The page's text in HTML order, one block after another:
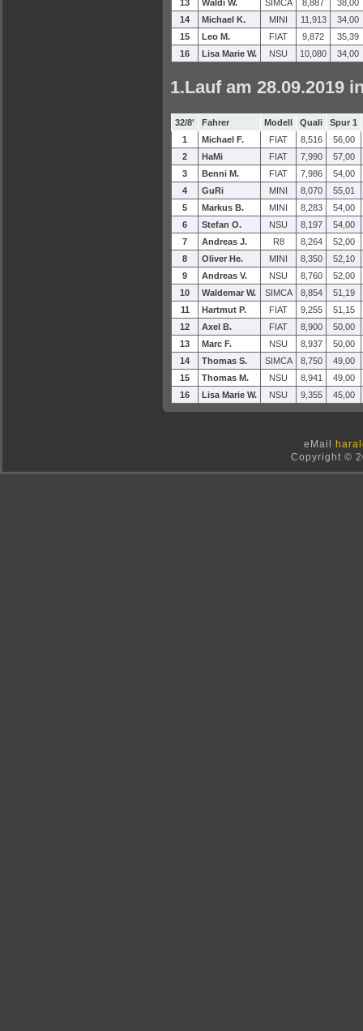
13
Waldi W. SIMCA 8,887
38,00
14
Michael K. MINI 11,913
34,00
15
Leo M. FIAT 9,872
35,39
16
Lisa Marie W. NSU 10,080 34,00
1.Lauf am 28.09.2019
32/8' Fahrer Modell Quali
Spur 1
1
Michael F. FIAT 8,516
56,00
2
HaMi FIAT 7,990
57,00
3
Benni M. FIAT 7,986
54,00
4
GuRi MINI 8,070
55,01
5
Markus B. MINI 8,283
54,00
6
Stefan O. NSU 8,197
54,00
7
Andreas J. R8 8,264
52,00
8
Oliver He. MINI 8,350
52,10
9
Andreas V. NSU 8,760
52,00
10
Waldemar W. SIMCA 8,854
51,19
11
Hartmut P. FIAT 9,255
51,15
12
Axel B. FIAT 8,900
50,00
13
Marc F. NSU 8,937
50,00
14
Thomas S. SIMCA 8,750
49,00
15
Thomas M. NSU 8,941
49,00
16
Lisa Marie W. NSU 9,355 45,00
eMail
Copyright ©